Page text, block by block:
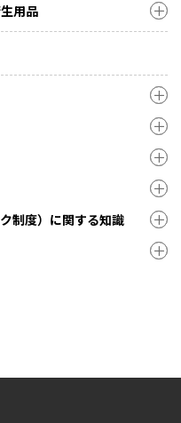
用品
制度）に関する知識